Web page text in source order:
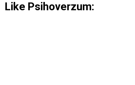
Like Psihoverzum: